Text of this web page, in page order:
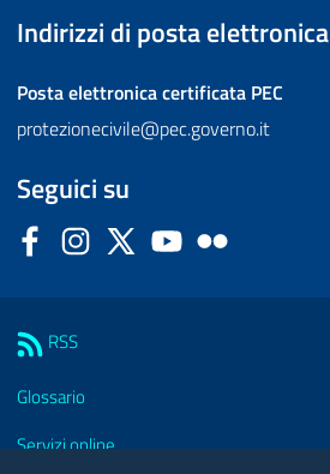
Indirizzi di posta elettronica
Posta elettronica certificata PEC
protezionecivile@pec.governo.it
Seguici su
FacebookInstagram
Twitter YouTube
RSS
Glossario
Servizi online